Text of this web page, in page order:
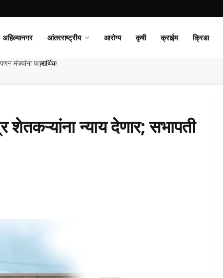
अहिल्यानगर आंतरराष्ट्रीय
आर्थिक
आरोग्य कृषी क्राईम क्रिडा
मंत्र्यांना पत्र..
न्याय देणार; सभापती